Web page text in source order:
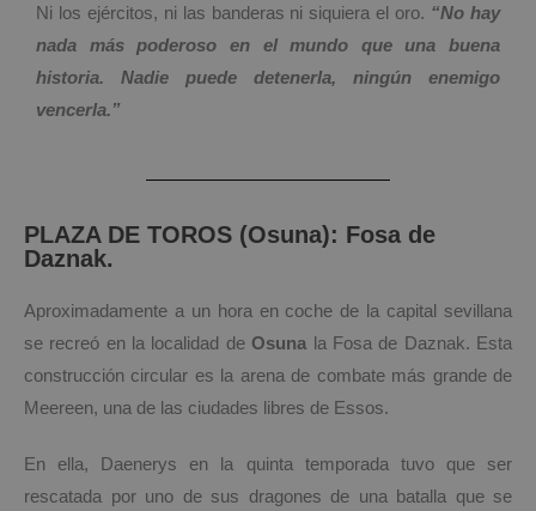
Ni los ejércitos, ni las banderas ni siquiera el oro. “No hay
nada más poderoso en el mundo que una buena
historia. Nadie puede detenerla, ningún enemigo
vencerla.”
PLAZA DE TOROS (Osuna): Fosa de
Daznak.
Aproximadamente a un hora en coche de la capital sevillana
se recreó en la localidad deOsuna la Fosa de Daznak. Esta
construcción circular es la arena de combate más grande de
Meereen, una de las ciudades libres de Essos.
En ella, Daenerys en la quinta temporada tuvo que ser
rescatada por uno de sus dragones de una batalla que se